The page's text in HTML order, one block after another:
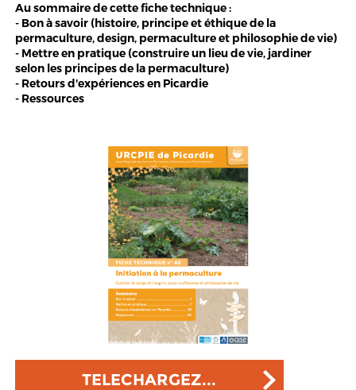
Au sommaire de cette fiche technique :
- Bon à savoir (histoire, principe et éthique de la
permaculture, design, permaculture et philosophie de vie)
- Mettre en pratique (construire un lieu de vie, jardiner
selon les principes de la permaculture)
- Retours d'expériences en Picardie
- Ressources
TELECHARGEZ...